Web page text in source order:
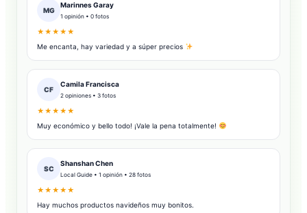
MG
Marinnes Garay
1 opinión • 0 fotos
★★★★★
Me encanta, hay variedad y a súper precios
CF
Camila Francisca
2 opiniones • 3 fotos
★★★★★
Muy económico y bello todo! ¡Vale la pena totalmente!
SC
Shanshan Chen
Local Guide • 1 opinión • 28 fotos
★★★★★
Hay muchos productos navideños muy bonitos.